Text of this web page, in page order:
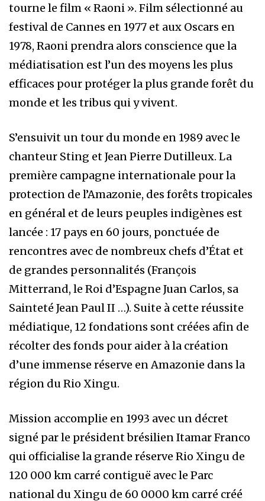
tourne le film « Raoni ». Film sélectionné au
festival de Cannes en 1977 et aux Oscars en
1978, Raoni prendra alors conscience que la
médiatisation est l’un des moyens les plus
efficaces pour protéger la plus grande forêt du
monde et les tribus qui y vivent.
S’ensuivit un tour du monde en 1989 avec le
chanteur Sting et Jean Pierre Dutilleux. La
première campagne internationale pour la
protection de l’Amazonie, des forêts tropicales
en général et de leurs peuples indigènes est
lancée : 17 pays en 60 jours, ponctuée de
rencontres avec de nombreux chefs d’État et
de grandes personnalités (François
Mitterrand, le Roi d’Espagne Juan Carlos, sa
Sainteté Jean Paul II …). Suite à cette réussite
médiatique, 12 fondations sont créées afin de
récolter des fonds pour aider à la création
d’une immense réserve en Amazonie dans la
région du Rio Xingu.
Mission accomplie en 1993 avec un décret
signé par le président brésilien Itamar Franco
qui officialise la grande réserve Rio Xingu de
120 000 km carré contiguë avec le Parc
national du Xingu de 60 0000 km carré créé